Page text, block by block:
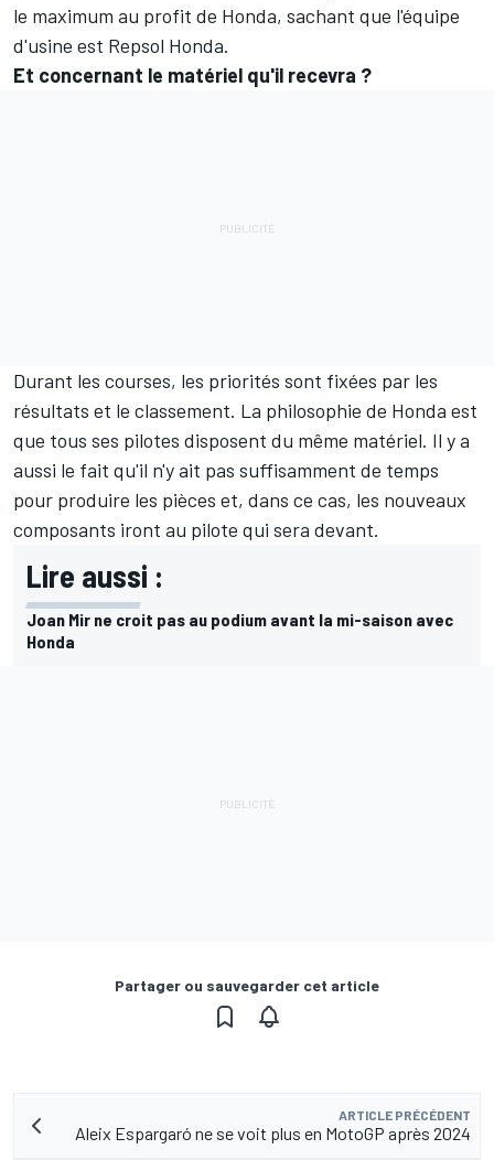
le maximum au profit de Honda, sachant que l'équipe
d'usine est Repsol Honda.
Et concernant le matériel qu'il recevra ?
Durant les courses, les priorités sont fixées par les
résultats et le classement. La philosophie de Honda est
que tous ses pilotes disposent du même matériel. Il y a
aussi le fait qu'il n'y ait pas suffisamment de temps
pour produire les pièces et, dans ce cas, les nouveaux
composants iront au pilote qui sera devant.
Lire aussi :
Joan Mir ne croit pas au podium avant la mi-saison avec
Honda
Partager ou sauvegarder cet article
ARTICLE PRÉCÉDENT
Aleix Espargaró ne se voit plus en MotoGP après 2024